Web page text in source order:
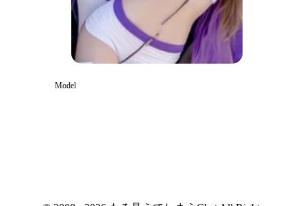
Model